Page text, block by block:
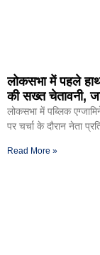
लोकसभा में पहले
की सख्त चेतावनी,
लोकसभा में पब्लिक
पर चर्चा के दौरान नेता
Read More »